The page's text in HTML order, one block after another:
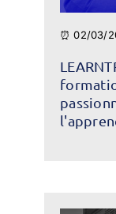
⏰ 02/03/